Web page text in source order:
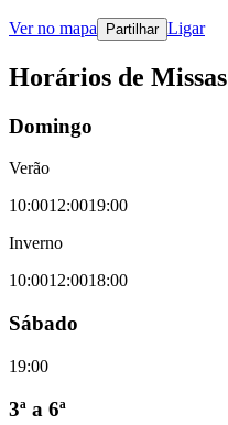
Ver no mapa Partilhar Ligar
Horários de Missas
Domingo
Verão
10:0012:0019:00
Inverno
10:0012:0018:00
Sábado
19:00
3ª a 6ª